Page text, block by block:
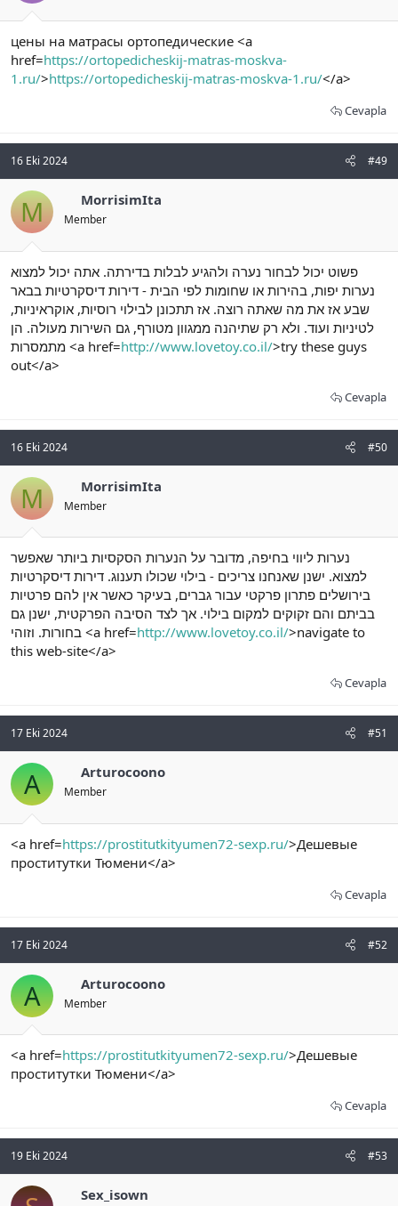
цены на матрасы ортопедические <a
href=https://ortopedicheskij-matras-moskva-
1.ru/>https://ortopedicheskij-matras-moskva-1.ru/</a>
Cevapla
16 Eki 2024 #49
M MorrisimIta
Member
פשוט יכול לבחור נערה ולהגיע לבלות בדירתה. אתה יכול למצוא
נערות יפות, בהירות או שחומות לפי הבית - דירות דיסקרטיות בבאר
שבע אז את מה שאתה רוצה. אז תתכונן לבילוי רוסיות, אוקראיניות,
לטיניות ועוד. ולא רק שתיהנה ממגוון מטורף, גם השירות מעולה. הן
מתמסרות <a href=http://www.lovetoy.co.il/>try these guys
out</a>
Cevapla
16 Eki 2024 #50
M MorrisimIta
Member
נערות ליווי בחיפה, מדובר על הנערות הסקסיות ביותר שאפשר
למצוא. ישנן שאנחנו צריכים - בילוי שכולו תענוג. דירות דיסקרטיות
בירושלים פתרון פרקטי עבור גברים, בעיקר כאשר אין להם פרטיות
בביתם והם זקוקים למקום בילוי. אך לצד הסיבה הפרקטית, ישנן גם
בחורות. וזוהי <a href=http://www.lovetoy.co.il/>navigate to
this web-site</a>
Cevapla
17 Eki 2024 #51
A Arturocoono
Member
<a href=https://prostitutkityumen72-sexp.ru/>Дешевые
проститутки Тюмени</a>
Cevapla
17 Eki 2024 #52
A Arturocoono
Member
<a href=https://prostitutkityumen72-sexp.ru/>Дешевые
проститутки Тюмени</a>
Cevapla
19 Eki 2024 #53
Sex_isown